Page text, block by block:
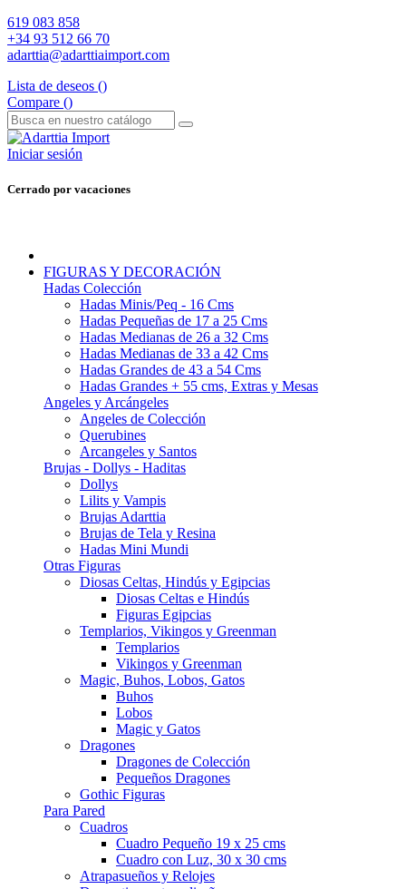
619 083 858
+34 93 512 66 70
adarttia@adarttiaimport.com
Lista de deseos ()
Compare ()
Iniciar sesión
Cerrado por vacaciones
FIGURAS Y DECORACIÓN
Hadas Colección
Hadas Minis/Peq - 16 Cms
Hadas Pequeñas de 17 a 25 Cms
Hadas Medianas de 26 a 32 Cms
Hadas Medianas de 33 a 42 Cms
Hadas Grandes de 43 a 54 Cms
Hadas Grandes + 55 cms, Extras y Mesas
Angeles y Arcángeles
Angeles de Colección
Querubines
Arcangeles y Santos
Brujas - Dollys - Haditas
Dollys
Lilits y Vampis
Brujas Adarttia
Brujas de Tela y Resina
Hadas Mini Mundi
Otras Figuras
Diosas Celtas, Hindús y Egipcias
Diosas Celtas e Hindús
Figuras Egipcias
Templarios, Vikingos y Greenman
Templarios
Vikingos y Greenman
Magic, Buhos, Lobos, Gatos
Buhos
Lobos
Magic y Gatos
Dragones
Dragones de Colección
Pequeños Dragones
Gothic Figuras
Para Pared
Cuadros
Cuadro Pequeño 19 x 25 cms
Cuadro con Luz, 30 x 30 cms
Atrapasueños y Relojes